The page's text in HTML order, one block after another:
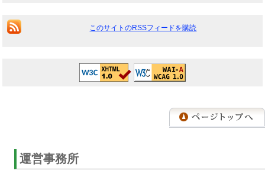
このサイトのRSSフィードを購読
運営事務所